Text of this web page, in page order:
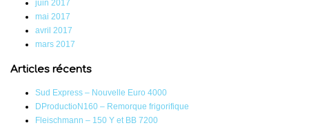
juin 2017
mai 2017
avril 2017
mars 2017
Articles récents
Sud Express – Nouvelle Euro 4000
DProductioN160 – Remorque frigorifique
Fleischmann – 150 Y et BB 7200